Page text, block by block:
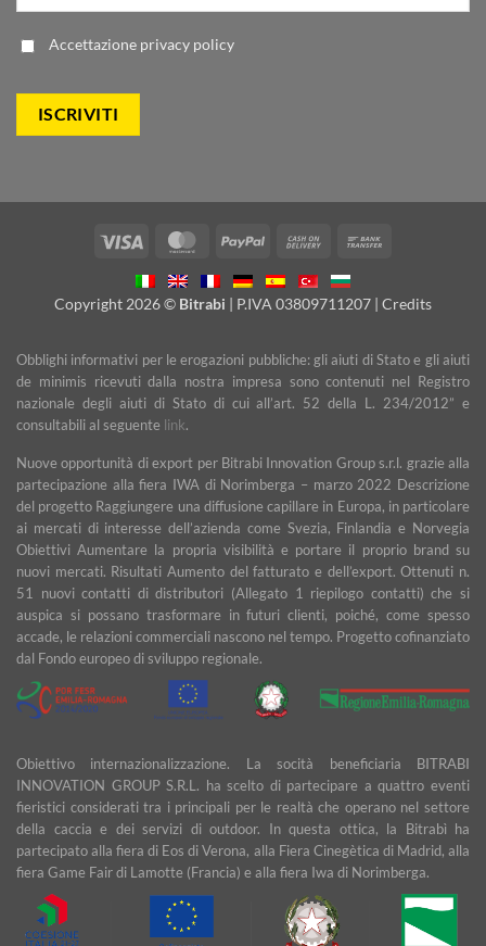
Accettazione privacy policy
Visa MasterCardPayPal
Cash
Delivery
Copyright 2026 © Bitrabi | P.IVA 03809711207 | Credits
Obblighi informativi per le erogazioni pubbliche: gli aiuti di Stato e gli aiuti
de minimis ricevuti dalla nostra impresa sono contenuti nel Registro
nazionale degli aiuti di Stato di cui all’art. 52 della L. 234/2012” e
consultabili al seguente link.
Nuove opportunità di export per Bitrabi Innovation Group s.r.l. grazie alla
partecipazione alla fiera IWA di Norimberga – marzo 2022 Descrizione
del progetto Raggiungere una diffusione capillare in Europa, in particolare
ai mercati di interesse dell’azienda come Svezia, Finlandia e Norvegia
Obiettivi Aumentare la propria visibilità e portare il proprio brand su
nuovi mercati. Risultati Aumento del fatturato e dell’export. Ottenuti n.
51 nuovi contatti di distributori (Allegato 1 riepilogo contatti) che si
auspica si possano trasformare in futuri clienti, poiché, come spesso
accade, le relazioni commerciali nascono nel tempo. Progetto cofinanziato
dal Fondo europeo di sviluppo regionale.
Obiettivo internazionalizzazione. La socità beneficiaria BITRABI
INNOVATION GROUP S.R.L. ha scelto di partecipare a quattro eventi
fieristici considerati tra i principali per le realtà che operano nel settore
della caccia e dei servizi di outdoor. In questa ottica, la Bitrabì ha
partecipato alla fiera di Eos di Verona, alla Fiera Cinegètica di Madrid, alla
fiera Game Fair di Lamotte (Francia) e alla fiera Iwa di Norimberga.